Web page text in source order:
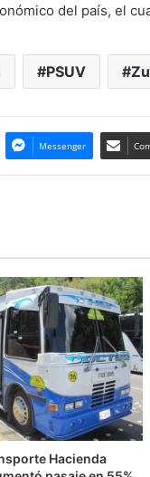
del país, el
PSUV
Messenger
Hacienda